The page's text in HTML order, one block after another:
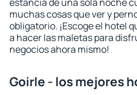
muchas cosas que ver y
obligatorio. ¡Escoge el hotel
a hacer las maletas para
negocios ahora mismo!
Goirle - los mejores